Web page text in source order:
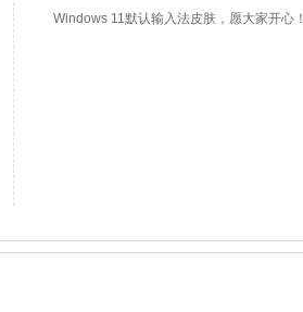
Windows 11默认输入法皮肤，愿大家开心！